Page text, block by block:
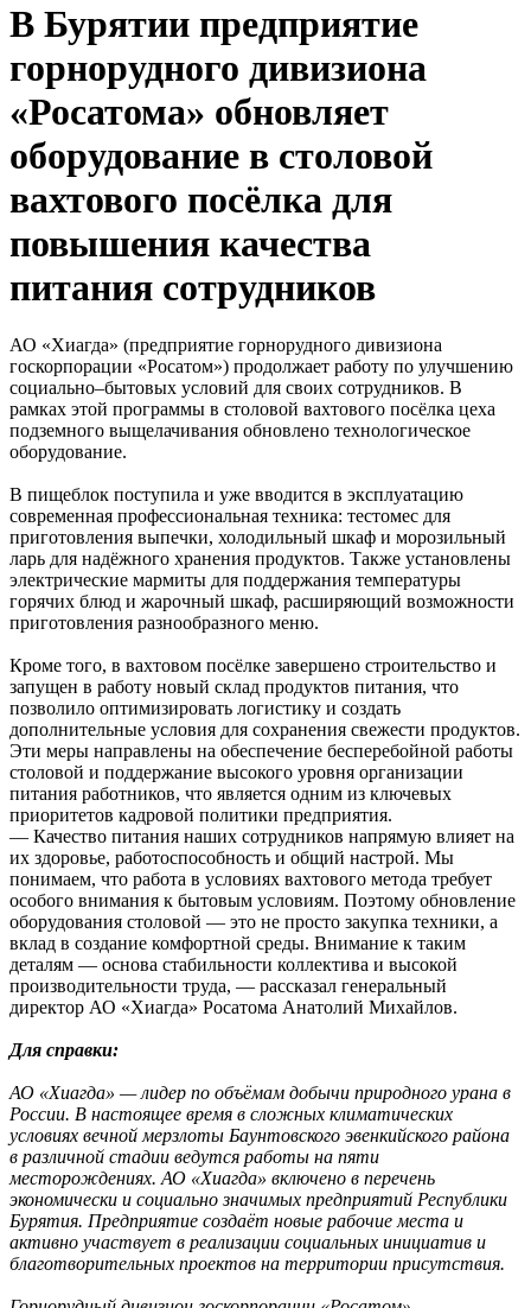
В Бурятии предприятие
горнорудного дивизиона
«Росатома» обновляет
оборудование в столовой
вахтового посёлка для
повышения качества
питания сотрудников
АО «Хиагда» (предприятие горнорудного дивизиона
госкорпорации «Росатом») продолжает работу по улучшению
социально–бытовых условий для своих сотрудников. В
рамках этой программы в столовой вахтового посёлка цеха
подземного выщелачивания обновлено технологическое
оборудование.
В пищеблок поступила и уже вводится в эксплуатацию
современная профессиональная техника: тестомес для
приготовления выпечки, холодильный шкаф и морозильный
ларь для надёжного хранения продуктов. Также установлены
электрические мармиты для поддержания температуры
горячих блюд и жарочный шкаф, расширяющий возможности
приготовления разнообразного меню.
Кроме того, в вахтовом посёлке завершено строительство и
запущен в работу новый склад продуктов питания, что
позволило оптимизировать логистику и создать
дополнительные условия для сохранения свежести продуктов.
Эти меры направлены на обеспечение бесперебойной работы
столовой и поддержание высокого уровня организации
питания работников, что является одним из ключевых
приоритетов кадровой политики предприятия.
— Качество питания наших сотрудников напрямую влияет на
их здоровье, работоспособность и общий настрой. Мы
понимаем, что работа в условиях вахтового метода требует
особого внимания к бытовым условиям. Поэтому обновление
оборудования столовой — это не просто закупка техники, а
вклад в создание комфортной среды. Внимание к таким
деталям — основа стабильности коллектива и высокой
производительности труда, — рассказал генеральный
директор АО «Хиагда» Росатома Анатолий Михайлов.
Для справки:
АО «Хиагда» — лидер по объёмам добычи природного урана в
России. В настоящее время в сложных климатических
условиях вечной мерзлоты Баунтовского эвенкийского района
в различной стадии ведутся работы на пяти
месторождениях. АО «Хиагда» включено в перечень
экономически и социально значимых предприятий Республики
Бурятия. Предприятие создаёт новые рабочие места и
активно участвует в реализации социальных инициатив и
благотворительных проектов на территории присутствия.